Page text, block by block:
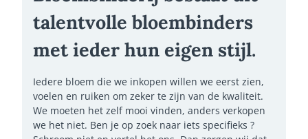
talentvolle bloembinders
met ieder hun eigen stijl.
Iedere bloem die we inkopen willen we eerst zien,
voelen en ruiken om zeker te zijn van de kwaliteit.
We moeten het zelf mooi vinden, anders verkopen
we het niet. Ben je op zoek naar iets specifieks ?